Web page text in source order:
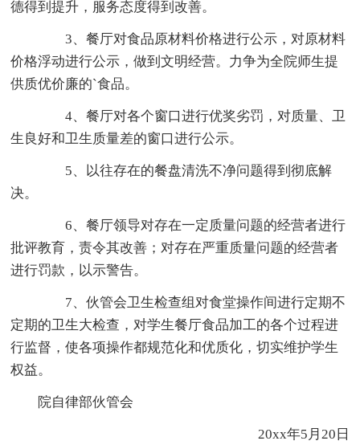
德得到提升，服务态度得到改善。
3、餐厅对食品原材料价格进行公示，对原材料
价格浮动进行公示，做到文明经营。力争为全院师生提
供质优价廉的`食品。
4、餐厅对各个窗口进行优奖劣罚，对质量、卫
生良好和卫生质量差的窗口进行公示。
5、以往存在的餐盘清洗不净问题得到彻底解
决。
6、餐厅领导对存在一定质量问题的经营者进行
批评教育，责令其改善；对存在严重质量问题的经营者
进行罚款，以示警告。
7、伙管会卫生检查组对食堂操作间进行定期不
定期的卫生大检查，对学生餐厅食品加工的各个过程进
行监督，使各项操作都规范化和优质化，切实维护学生
权益。
院自律部伙管会
20xx年5月20日